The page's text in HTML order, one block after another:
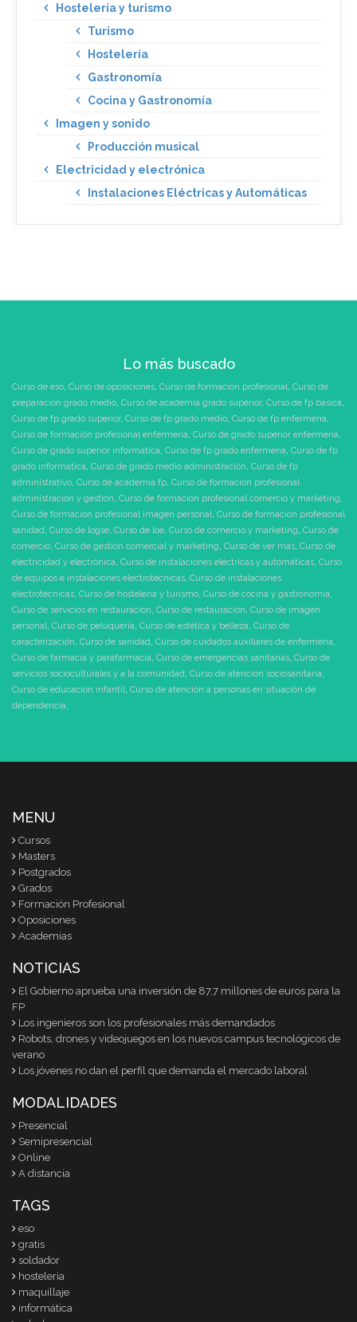
Hostelería y turismo
Turismo
Hostelería
Gastronomía
Cocina y Gastronomía
Imagen y sonido
Producción musical
Electricidad y electrónica
Instalaciones Eléctricas y Automáticas
Lo más buscado
Curso de eso, Curso de oposiciones, Curso de formación profesional, Curso de
preparacion grado medio, Curso de academia grado superior, Curso de fp basica,
Curso de fp grado superior, Curso de fp grado medio, Curso de fp enfermeria,
Curso de formación profesional enfermeria, Curso de grado superior enfermeria,
Curso de grado superior informatica, Curso de fp grado enfermeria, Curso de fp
grado informatica, Curso de grado medio administración, Curso de fp
administrativo, Curso de academia fp, Curso de formacion profesional
administración y gestión, Curso de formacion profesional comercio y marketing,
Curso de formacion profesional imagen personal, Curso de formacion profesional
sanidad, Curso de logse, Curso de loe, Curso de comercio y marketing, Curso de
comercio, Curso de gestión comercial y marketing, Curso de ver más, Curso de
electricidad y electrónica, Curso de instalaciones eléctricas y automáticas, Curso
de equipos e instalaciones electrotécnicas, Curso de instalaciones
electrotécnicas, Curso de hostelería y turismo, Curso de cocina y gastronomía,
Curso de servicios en restauración, Curso de restauración, Curso de imagen
personal, Curso de peluquería, Curso de estética y belleza, Curso de
caracterización, Curso de sanidad, Curso de cuidados auxiliares de enfermería,
Curso de farmacia y parafarmacia, Curso de emergencias sanitarias, Curso de
servicios socioculturales y a la comunidad, Curso de atención sociosanitaria,
Curso de educación infantil, Curso de atención a personas en situación de
dependencia,
MENU
Cursos
Masters
Postgrados
Grados
Formación Profesional
Oposiciones
Academias
NOTICIAS
El Gobierno aprueba una inversión de 87,7 millones de euros para la
FP
Los ingenieros son los profesionales más demandados
Robots, drones y videojuegos en los nuevos campus tecnológicos de
verano
Los jóvenes no dan el perfil que demanda el mercado laboral
MODALIDADES
Presencial
Semipresencial
Online
A distancia
TAGS
eso
gratis
soldador
hosteleria
maquillaje
informática